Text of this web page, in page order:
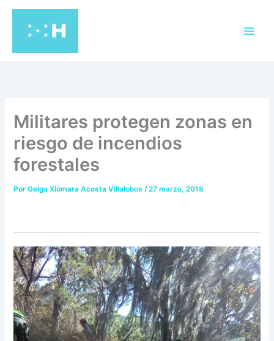
contenido
Militares protegen zonas en
riesgo de incendios
forestales
PorGelga Xiomara Acosta Villalobos/27 marzo, 2018